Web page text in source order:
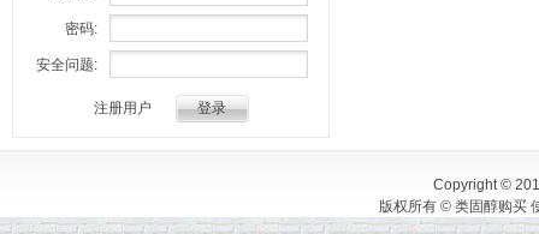
密码:
安全问题:
注册用户
Copyright ©
版权所有 © 类固醇购买